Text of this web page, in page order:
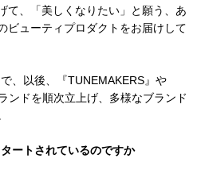
て、「美しくなりたい」と願う、あ
ビューティプロダクトをお届けして
、以後、『TUNEMAKERS』や
ンドを順次立上げ、多様なブランド
ートされているのですか